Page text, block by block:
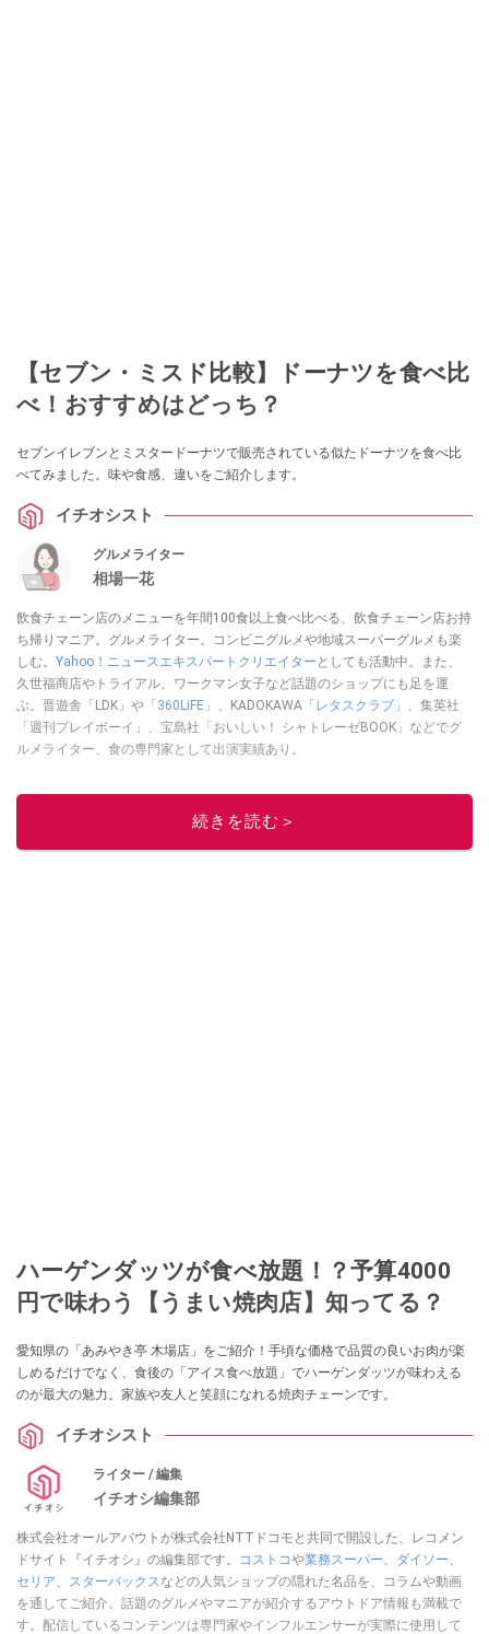
【セブン・ミスド比較】ドーナツを食べ比
べ！おすすめはどっち？
セブンイレブンとミスタードーナツで販売されている似たドーナツを食べ比
べてみました。味や食感、違いをご紹介します。
イチオシスト
グルメライター
相場一花
飲食チェーン店のメニューを年間100食以上食べ比べる、飲食チェーン店お持
ち帰りマニア。グルメライター。コンビニグルメや地域スーパーグルメも楽
しむ。 Yahoo！ニュースエキスパートクリエイター としても活動中。また、
久世福商店やトライアル、ワークマン女子など話題のショップにも足を運
ぶ。晋遊舎「LDK」や 「360LiFE」 、KADOKAWA 「レタスクラブ」
、集英社
「週刊プレイボーイ」、宝島社「おいしい！ シャトレーゼBOOK」などでグ
ルメライター、食の専門家として出演実績あり。
続きを読む＞
ハーゲンダッツが食べ放題！？予算4000
円で味わう【うまい焼肉店】知ってる？
愛知県の「あみやき亭 木場店」をご紹介！手頃な価格で品質の良いお肉が楽
しめるだけでなく、食後の「アイス食べ放題」でハーゲンダッツが味わえる
のが最大の魅力。家族や友人と笑顔になれる焼肉チェーンです。
イチオシスト
ライター / 編集
イチオシ編集部
株式会社オールアバウトが株式会社NTTドコモと共同で開設した、レコメン
ドサイト『イチオシ』の編集部です。
コストコや業務スーパー ダイソー
セリア
スターバックス などの人気ショップの隠れた名品を、コラムや動画
を通してご紹介。話題のグルメやマニアが紹介するアウトドア情報も満載で
す。配信しているコンテンツは専門家やインフルエンサーが実際に使用して